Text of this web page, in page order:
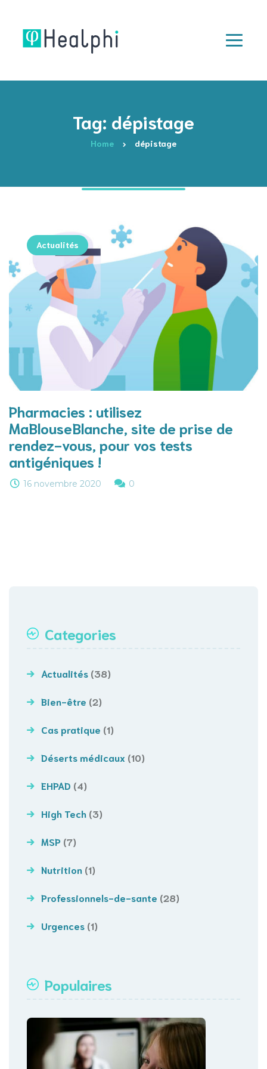
Tag: dépistage
Home dépistage
Actualités
Pharmacies : utilisez
MaBlouseBlanche, site de prise de
rendez-vous, pour vos tests
antigéniques !
16 novembre 2020 0
Categories
Actualités (38)
Bien-être (2)
Cas pratique (1)
Déserts médicaux (10)
EHPAD (4)
High Tech (3)
MSP (7)
Nutrition (1)
Professionnels-de-sante (28)
Urgences (1)
Populaires